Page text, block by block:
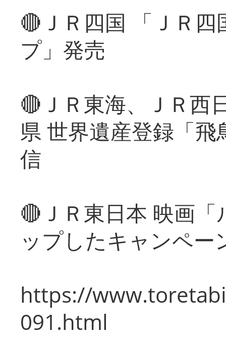
🔴ＪＲ四国 「ＪＲ
プ」発売
🔴ＪＲ東海、ＪＲ西
県 世界遺産登録「
信
🔴ＪＲ東日本 映画
ップしたキャンペー
https://
091.html